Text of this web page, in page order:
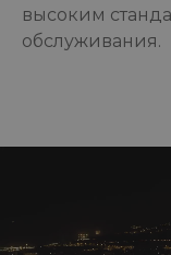
высоким
обслуживания.